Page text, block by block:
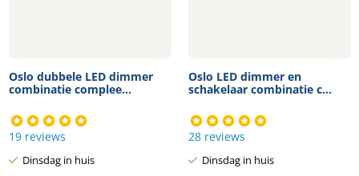
Oslo dubbele LED dimmer
combinatie complee...
19 reviews
Dinsdag in huis
Oslo LED dimmer en
schakelaar combinatie c...
28 reviews
Dinsdag in huis